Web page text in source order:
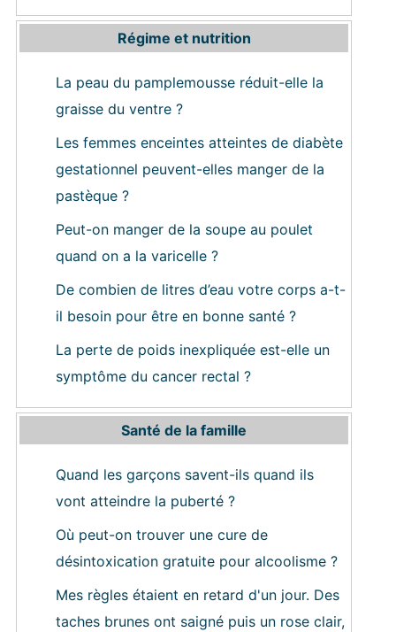
Régime et nutrition
La peau du pamplemousse réduit-elle la
graisse du ventre ?
Les femmes enceintes atteintes de diabète
gestationnel peuvent-elles manger de la
pastèque ?
Peut-on manger de la soupe au poulet
quand on a la varicelle ?
De combien de litres d’eau votre corps a-t-
il besoin pour être en bonne santé ?
La perte de poids inexpliquée est-elle un
symptôme du cancer rectal ?
Santé de la famille
Quand les garçons savent-ils quand ils
vont atteindre la puberté ?
Où peut-on trouver une cure de
désintoxication gratuite pour alcoolisme ?
Mes règles étaient en retard d'un jour. Des
taches brunes ont saigné puis un rose clair,